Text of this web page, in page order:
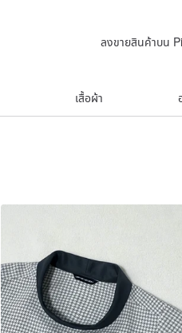
ลงขายสินค้าบน
เสื้อผ้า